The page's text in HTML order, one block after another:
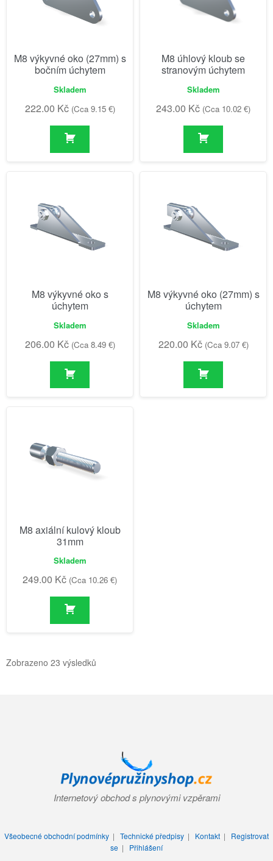
M8 výkyvné oko (27mm) s
bočním úchytem
Skladem
222.00 Kč (Cca 9.15 €)
M8 úhlový kloub se
stranovým úchytem
Skladem
243.00 Kč (Cca 10.02 €)
M8 výkyvné oko s
úchytem
Skladem
206.00 Kč (Cca 8.49 €)
M8 výkyvné oko (27mm) s
úchytem
Skladem
220.00 Kč (Cca 9.07 €)
M8 axiální kulový kloub
31mm
Skladem
249.00 Kč (Cca 10.26 €)
Zobrazeno 23 výsledků
Internetový obchod s plynovými vzpěrami
Všeobecné obchodní podmínky | Technické předpisy | Kontakt | Registrovat
se | Přihlášení